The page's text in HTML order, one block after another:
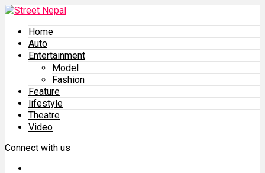
Home
Auto
Entertainment
Model
Fashion
Feature
lifestyle
Theatre
Video
Connect with us